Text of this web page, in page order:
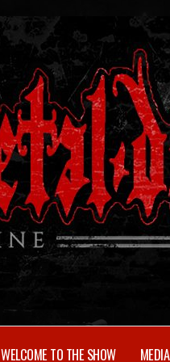
WELCOME TO THE SHOW MEDIA